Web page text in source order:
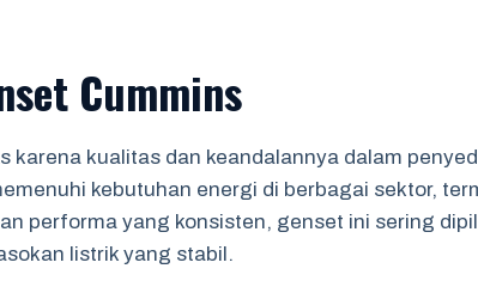
Cummins
karena kualitas dan keandalannya dalam
kebutuhan energi di berbagai sektor,
performa yang konsisten, genset ini sering
listrik yang stabil.